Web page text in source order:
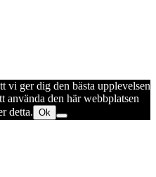
vi ger dig den bästa upplevelsen
använda den här webbplatsen
detta. Ok